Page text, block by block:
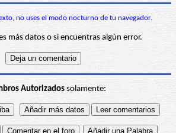
no uses el modo nocturno de tu navegador.
más datos o si encuentras algún error.
Autorizadossolamente: